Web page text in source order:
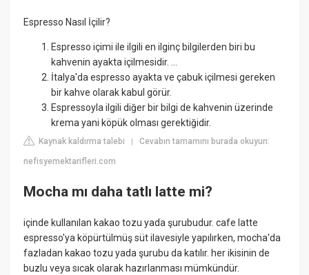
Espresso Nasıl İçilir?
Espresso içimi ile ilgili en ilginç bilgilerden biri bu
kahvenin ayakta içilmesidir. ...
İtalya'da espresso ayakta ve çabuk içilmesi gereken
bir kahve olarak kabul görür.
Espressoyla ilgili diğer bir bilgi de kahvenin üzerinde
krema yani köpük olması gerektiğidir.
Kaynak kaldırma talebi |Cevabın tamamını burada okuyun:
nefisyemektarifleri.com
Mocha mı daha tatlı latte mi?
içinde kullanılan kakao tozu yada şurubudur. cafe latte
espresso'ya köpürtülmüş süt ilavesiyle yapılırken, mocha'da
fazladan kakao tozu yada şurubu da katılır. her ikisinin de
buzlu veya sıcak olarak hazırlanması mümkündür.